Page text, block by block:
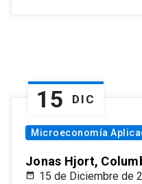
15 DIC
Microeconomía
Jonas Hjort,
15 de Diciembre de